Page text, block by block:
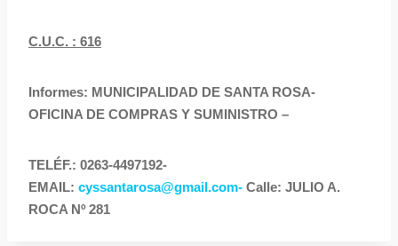
C.U.C. : 616
Informes: MUNICIPALIDAD DE SANTA ROSA-
OFICINA DE COMPRAS Y SUMINISTRO –
TELÉF.: 0263-4497192-
EMAIL: cyssantarosa@gmail.com- Calle: JULIO A.
ROCA Nº 281